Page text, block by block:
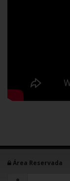
Área Reservada